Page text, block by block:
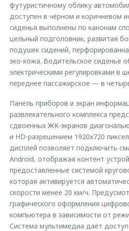
Кредитные программы
Страхование
Кредитный калькулятор
Аксессуары
Одежда и сувениры
Оригинальные аксессуары
Запчасти
Трейд-ин
Калькулятор трейд-ин
Руководства по эксплуатации
Клиентская поддержка
O&J Автоклуб
Клуб владельцев OMODA
Приложение O&J
Одежда и сувениры
Оригинальные аксессуары
Запчасти
Правовая информация
Обратная связь
футуристичному облику
доступен в чёрном и коричневом
сиденья выполнены по канонам
цельный подголовник, развитая
подушек сидений,
эко-кожа. Водительское сиденье
электрическими регулировками в
переднее пассажирское — в
Панель приборов и экран
развлекательного комплекса
сдвоенных ЖК-экранов
и HD-разрешением 1920х720
дисплей позволяет подключить
Android, отображая контент
предоставленные системой
которая активируется
скорости менее 20 км/ч.
графического оформления
компьютера в зависимости от
Система мультимедиа даёт